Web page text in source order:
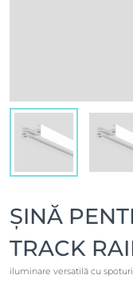
ȘINĂ
TRACK
iluminare versatilă cu